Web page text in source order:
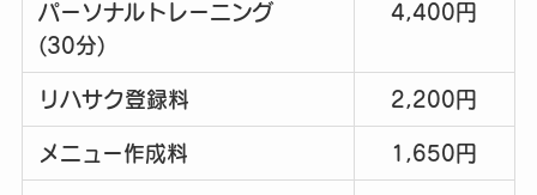
パーソナルトレーニング
(30分)
4,400円
リハサク登録料 2,200円
メニュー作成料 1,650円